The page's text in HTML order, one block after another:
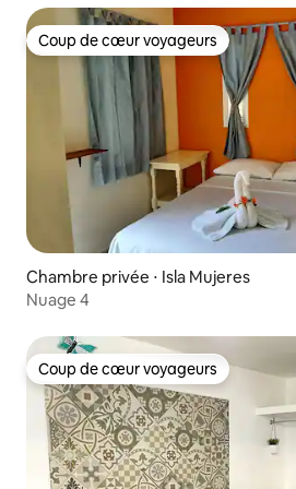
Coup de cœur voyageurs
Coup de cœur voyageurs
Chambre privée ⋅ Isla Mujeres
Nuage 4
Coup de cœur voyageurs
Coup de cœur voyageurs